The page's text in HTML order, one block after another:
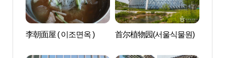
李朝面屋 ( 이조면옥 ) 首尔植物园(서울식물원)